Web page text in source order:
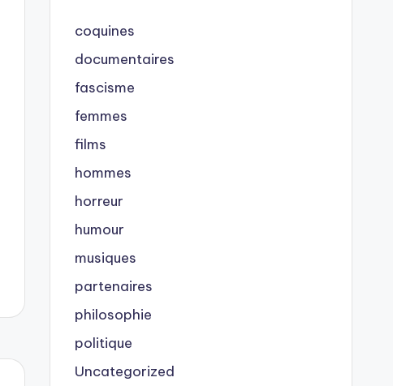
coquines
documentaires
fascisme
femmes
films
hommes
horreur
humour
musiques
partenaires
philosophie
politique
Uncategorized